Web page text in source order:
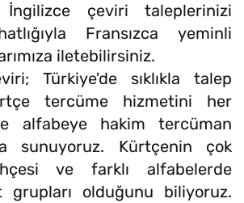
İngilizce çeviri taleplerinizi
Fransızca yeminli
iletebilirsiniz.
Türkiye'de sıklıkla talep
tercüme hizmetini her
alfabeye hakim tercüman
sunuyoruz. Kürtçenin çok
ve farklı alfabelerde
grupları olduğunu biliyoruz.